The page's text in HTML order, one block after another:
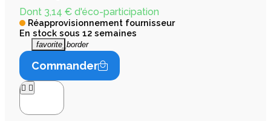
Dont 3,14 € d'éco-participation
Réapprovisionnement fournisseur
En stock sous 12 semaines
favorite_border
Commander
 